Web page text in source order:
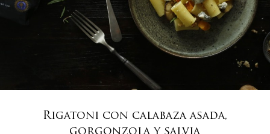
Rigatoni con calabaza asada,